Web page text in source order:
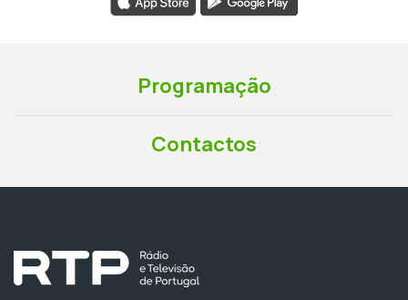
Programação
Contactos